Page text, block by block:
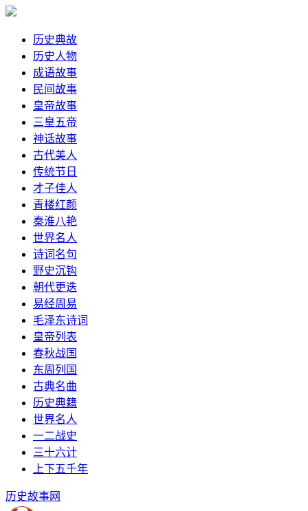
历史典故
历史人物
成语故事
民间故事
皇帝故事
三皇五帝
神话故事
古代美人
传统节日
才子佳人
青楼红颜
秦淮八艳
世界名人
诗词名句
野史沉钩
朝代更迭
易经周易
毛泽东诗词
皇帝列表
春秋战国
东周列国
古典名曲
历史典籍
世界名人
一二战史
三十六计
上下五千年
历史故事网